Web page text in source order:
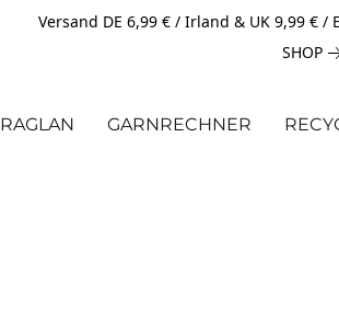
Versand DE 6,99 € / Irland & UK 9,99 € /
SHOP
RAGLAN GARNRECHNER